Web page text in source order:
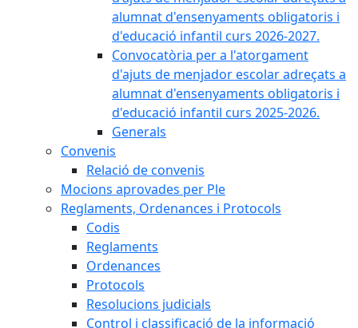
alumnat d'ensenyaments obligatoris i
d'educació infantil curs 2026-2027.
Convocatòria per a l'atorgament
d'ajuts de menjador escolar adreçats a
alumnat d'ensenyaments obligatoris i
d'educació infantil curs 2025-2026.
Generals
Convenis
Relació de convenis
Mocions aprovades per Ple
Reglaments, Ordenances i Protocols
Codis
Reglaments
Ordenances
Protocols
Resolucions judicials
Control i classificació de la informació